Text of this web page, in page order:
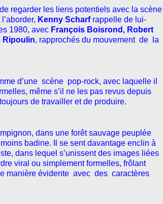
regarder les liens potentiels avec la scène
Kenny Scharf rappelle de lui-
1980, avec François Boisrond, Robert
Ripoulin, rapprochés du mouvement de la
d’une scène pop-rock, avec laquelle il
même s’il ne les pas revus depuis
de travailler et de produire.
dans une forêt sauvage peuplée
badine. Il se sent davantage enclin à
dans lequel s’unissent des images liées
viral ou simplement formelles, frôlant
manière évidente avec des caractères